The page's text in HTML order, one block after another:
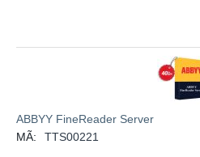
ABBYY FineReader Server
MÃ:
TTS00221